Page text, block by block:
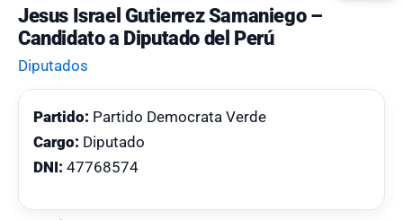
Jesus Israel Gutierrez Samaniego –
Candidato a Diputado del Perú
Diputados
Partido: Partido Democrata Verde
Cargo: Diputado
DNI: 47768574